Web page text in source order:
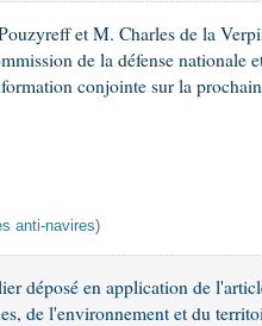
et M. Charles de la
de la défense nationale
conjointe sur la
anti-navires)
déposé en application de
de l'environnement et du